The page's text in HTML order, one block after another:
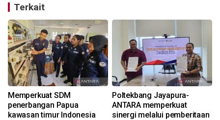
Terkait
Memperkuat SDM
penerbangan Papua
kawasan timur Indonesia
Poltekbang Jayapura-
ANTARA memperkuat
sinergi melalui pemberitaan